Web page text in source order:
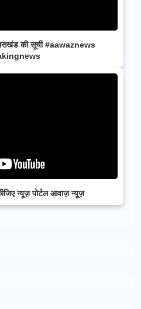
की सूची #aawaznews
न्यूज़ पोर्टल आवाज़ न्यूज़